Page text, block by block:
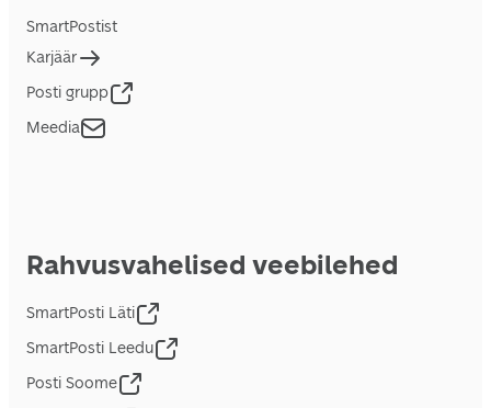
SmartPostist
Karjäär
Posti grupp
Meedia
Rahvusvahelised veebilehed
SmartPosti Läti
SmartPosti Leedu
Posti Soome